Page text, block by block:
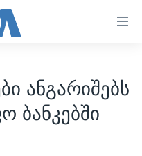
ანგარიშებს
ბანკებში